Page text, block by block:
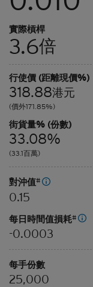
實際槓桿
3.6倍
行使價 (距離現價%)
318.88港元
(價外171.85%)
街貨量% (份數)
33.08%
(33.1百萬)
對沖值#
0.15
每日時間值損耗#
-0.0003
每手份數
25,000